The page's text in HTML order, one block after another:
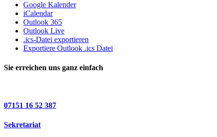
Google Kalender
iCalendar
Outlook 365
Outlook Live
.ics-Datei exportieren
Exportiere Outlook .ics Datei
Sie erreichen uns ganz einfach
07151 16 52 387
Sekretariat